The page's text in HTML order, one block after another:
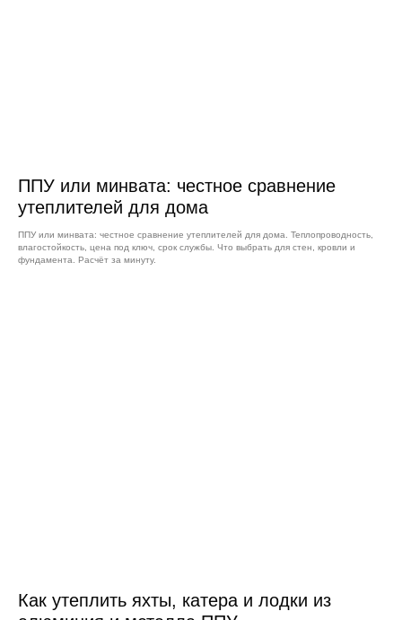
ППУ или минвата: честное сравнение
утеплителей для дома
ППУ или минвата: честное сравнение утеплителей для дома. Теплопроводность,
влагостойкость, цена под ключ, срок службы. Что выбрать для стен, кровли и
фундамента. Расчёт за минуту.
Как утеплить яхты, катера и лодки из